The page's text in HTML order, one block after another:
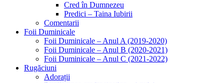
Cred în Dumnezeu
Predici – Taina Iubirii
Comentarii
Foii Duminicale
Foii Duminicale – Anul A (2019-2020)
Foii Duminicale – Anul B (2020-2021)
Foii Duminicale – Anul C (2021-2022)
Rugăciuni
Adorații